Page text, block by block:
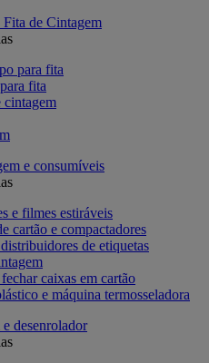
de Cintagem
para fita
fita
cintagem
e consumíveis
e filmes estiráveis
cartão e compactadores
de etiquetas
caixas em cartão
e máquina termosseladora
desenrolador